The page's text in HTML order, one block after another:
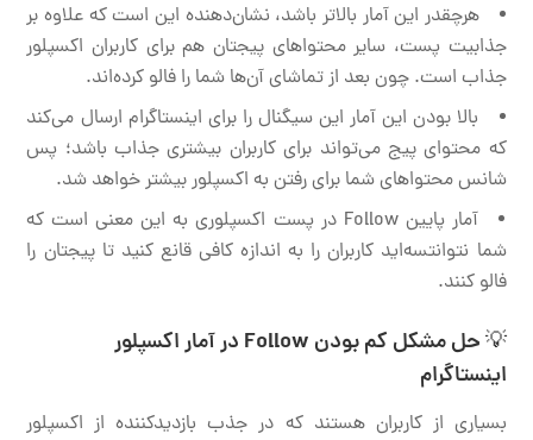
هرچقدر این آمار بالاتر باشد، نشان‌دهنده این است که علاوه بر
جذابیت پست، سایر محتواهای پیجتان هم برای کاربران اکسپلور
جذاب است. چون بعد از تماشای آن‌ها شما را فالو کرده‌اند.
بالا بودن این آمار این سیگنال را برای اینستاگرام ارسال می‌کند
که محتوای پیج می‌تواند برای کاربران بیشتری جذاب باشد؛ پس
شانس محتواهای شما برای رفتن به اکسپلور بیشتر خواهد شد.
آمار پایین Follow در پست اکسپلوری به این معنی است که
شما نتوانتسه‌اید کاربران را به اندازه کافی قانع کنید تا پیجتان را
فالو کنند.
💡 حل مشکل کم بودن Follow در آمار اکسپلور
اینستاگرام
بسیاری از کاربران هستند که در جذب بازدیدکننده از اکسپلور